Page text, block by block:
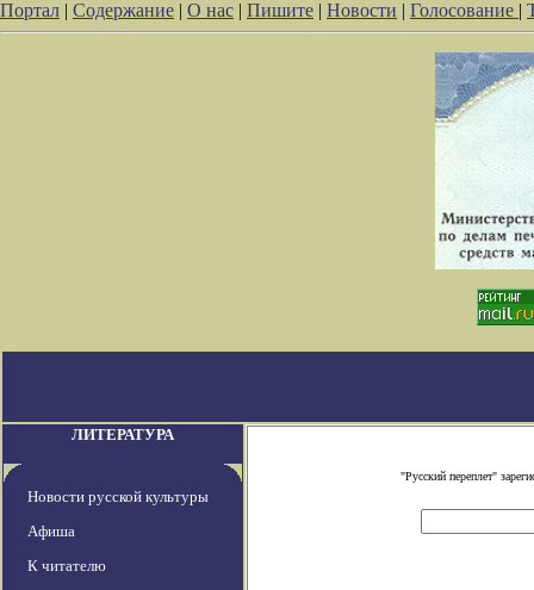
Портал | Содержание | О нас | Пишите | Новости | Голосование |
ЛИТЕРАТУРА
Новости русской культуры
Афиша
К читателю
"Русский переплет"